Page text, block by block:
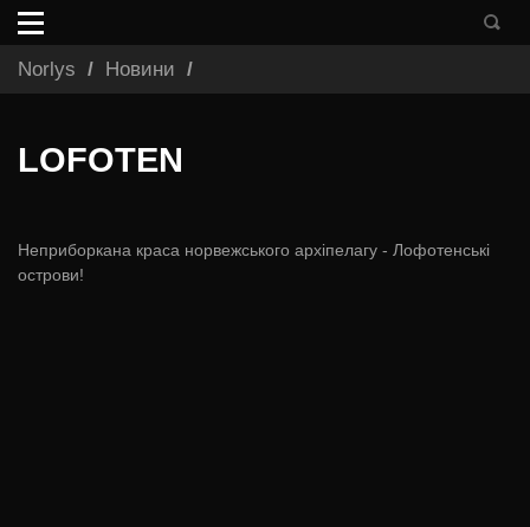
Norlys Новини
LOFOTEN
Неприборкана краса норвежського архіпелагу - Лофотенські
острови!